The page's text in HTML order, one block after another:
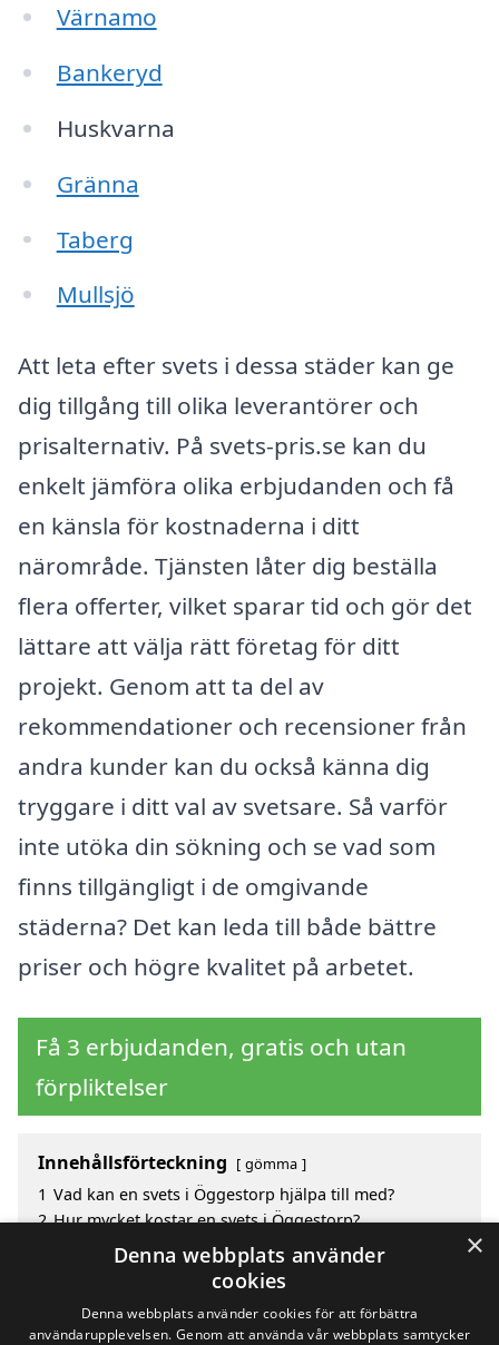
Värnamo
Bankeryd
Huskvarna
Gränna
Taberg
Mullsjö
Att leta efter svets i dessa städer kan ge
dig tillgång till olika leverantörer och
prisalternativ. På svets-pris.se kan du
enkelt jämföra olika erbjudanden och få
en känsla för kostnaderna i ditt
närområde. Tjänsten låter dig beställa
flera offerter, vilket sparar tid och gör det
lättare att välja rätt företag för ditt
projekt. Genom att ta del av
rekommendationer och recensioner från
andra kunder kan du också känna dig
tryggare i ditt val av svetsare. Så varför
inte utöka din sökning och se vad som
finns tillgängligt i de omgivande
städerna? Det kan leda till både bättre
priser och högre kvalitet på arbetet.
Få 3 erbjudanden, gratis och utan
förpliktelser
Innehållsförteckning gömma
1 Vad kan en svets i Öggestorp hjälpa till med?
2 Hur mycket kostar en svets i Öggestorp?
Fördelar med att välja svets i Öggestorp
Sök efter en skicklig svets i de omgivande städerna
×
Denna webbplats använder
cookies
Denna webbplats använder cookies för att förbättra
användarupplevelsen. Genom att använda vår webbplats samtycker